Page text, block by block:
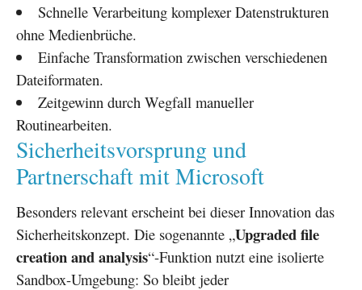
Schnelle Verarbeitung komplexer Datenstrukturen
ohne Medienbrüche.
Einfache Transformation zwischen verschiedenen
Dateiformaten.
Zeitgewinn durch Wegfall manueller
Routinearbeiten.
Sicherheitsvorsprung und
Partnerschaft mit Microsoft
Besonders relevant erscheint bei dieser Innovation das
Sicherheitskonzept. Die sogenannte „Upgraded file
creation and analysis“-Funktion nutzt eine isolierte
Sandbox-Umgebung: So bleibt jeder